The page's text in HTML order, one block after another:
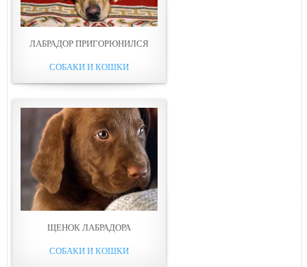
ЛАБРАДОР ПРИГОРЮНИЛСЯ
СОБАКИ И КОШКИ
ЩЕНОК ЛАБРАДОРА
СОБАКИ И КОШКИ